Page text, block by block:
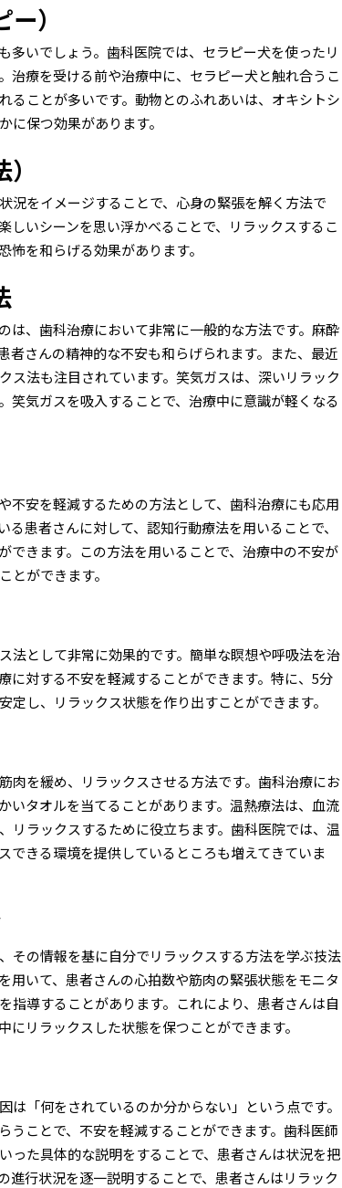
）
多いでしょう。歯科医院では、セラピー犬を使ったリ
治療を受ける前や治療中に、セラピー犬と触れ合うこ
ることが多いです。動物とのふれあいは、オキシトシ
に保つ効果があります。
況をイメージすることで、心身の緊張を解く方法で
しいシーンを思い浮かべることで、リラックスするこ
怖を和らげる効果があります。
は、歯科治療において非常に一般的な方法です。麻酔
者さんの精神的な不安も和らげられます。また、最近
ス法も注目されています。笑気ガスは、深いリラック
笑気ガスを吸入することで、治療中に意識が軽くなる
不安を軽減するための方法として、歯科治療にも応用
患者さんに対して、認知行動療法を用いることで、
できます。この方法を用いることで、治療中の不安が
とができます。
法として非常に効果的です。簡単な瞑想や呼吸法を治
に対する不安を軽減することができます。特に、5分
し、リラックス状態を作り出すことができます。
肉を緩め、リラックスさせる方法です。歯科治療にお
いタオルを当てることがあります。温熱療法は、血流
リラックスするために役立ちます。歯科医院では、温
できる環境を提供しているところも増えてきていま
その情報を基に自分でリラックスする方法を学ぶ技法
用いて、患者さんの心拍数や筋肉の緊張状態をモニタ
指導することがあります。これにより、患者さんは自
リラックスした状態を保つことができます。
「何をされているのか分からない」という点です。
うことで、不安を軽減することができます。歯科医師
った具体的な説明をすることで、患者さんは状況を把
進行状況を逐一説明することで、患者さんはリラック